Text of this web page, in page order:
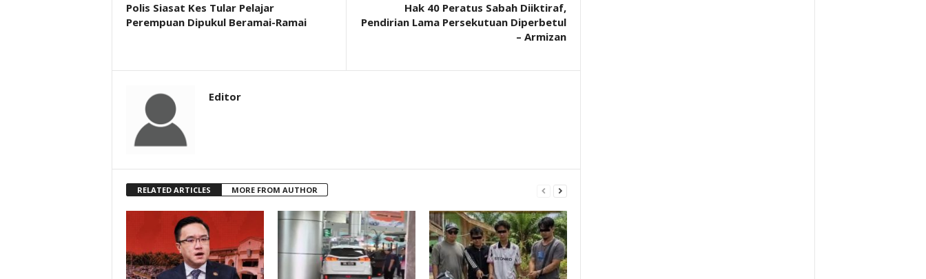
Polis Siasat Kes Tular Pelajar
Perempuan Dipukul Beramai-Ramai
Hak 40 Peratus Sabah Diiktiraf,
Pendirian Lama Persekutuan Diperbetul
– Armizan
Editor
RELATED ARTICLES MORE FROM AUTHOR